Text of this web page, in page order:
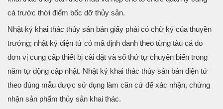
cá trước thời điểm bốc dỡ thủy sản.
Nhật ký khai thác thủy sản bản giấy phải có chữ ký của thuyền
trưởng; nhật ký điện tử có mã định danh theo từng tàu cá do
đơn vị cung cấp thiết bị cài đặt và số thứ tự chuyến biển trong
năm tự động cập nhật. Nhật ký khai thác thủy sản bản điện tử
theo đúng mẫu được sử dụng làm căn cứ để xác nhận, chứng
nhận sản phẩm thủy sản khai thác.